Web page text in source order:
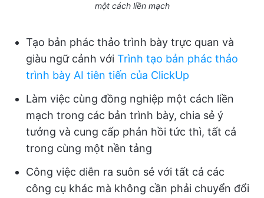
một cách liền mạch
Tạo bản phác thảo trình bày trực quan và
giàu ngữ cảnh với Trình tạo bản phác thảo
trình bày AI tiên tiến của ClickUp
Làm việc cùng đồng nghiệp một cách liền
mạch trong các bản trình bày, chia sẻ ý
tưởng và cung cấp phản hồi tức thì, tất cả
trong cùng một nền tảng
Công việc diễn ra suôn sẻ với tất cả các
công cụ khác mà không cần phải chuyển đổi